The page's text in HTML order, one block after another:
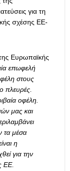
για τη
σχέσης ΕΕ-
Ευρωπαϊκής
επωφελή
στους
πλευρές.
οφέλη.
μας και
τα μέσα
η
για την
ΕΕ.